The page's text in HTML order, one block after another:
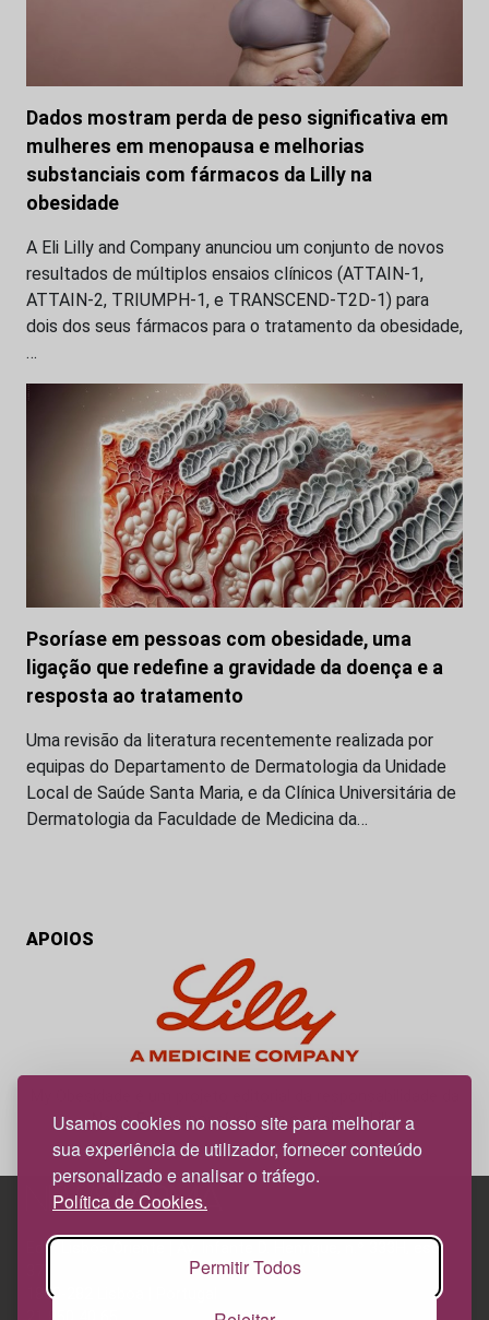
Usamos cookies no nosso site para melhorar a
sua experiência de utilizador, fornecer conteúdo
personalizado e analisar o tráfego.
Política de Cookies.
Permitir Todos
Dados mostram perda de peso significativa em
mulheres em menopausa e melhorias
substanciais com fármacos da Lilly na
obesidade
A Eli Lilly and Company anunciou um conjunto de novos
resultados de múltiplos ensaios clínicos (ATTAIN-1,
ATTAIN-2, TRIUMPH-1, e TRANSCEND-T2D-1) para
dois dos seus fármacos para o tratamento da obesidade,
…
Psoríase em pessoas com obesidade, uma
ligação que redefine a gravidade da doença e a
resposta ao tratamento
Uma revisão da literatura recentemente realizada por
equipas do Departamento de Dermatologia da Unidade
Local de Saúde Santa Maria, e da Clínica Universitária de
Dermatologia da Faculdade de Medicina da…
APOIOS
News Farma, possível com o apoio da Lilly.
Edif. Lisboa Oriente | Av. Infante D. Henrique, n.º 333H, esc.
1800-282 Lisboa | Portugal